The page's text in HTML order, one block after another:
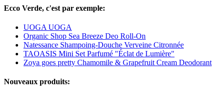
Ecco Verde, c'est par exemple:
UOGA UOGA
Organic Shop Sea Breeze Deo Roll-On
Natessance Shampoing-Douche Verveine Citronnée
TAOASIS Mini Set Parfumé "Éclat de Lumière"
Zoya goes pretty Chamomile & Grapefruit Cream Deodorant
Nouveaux produits: